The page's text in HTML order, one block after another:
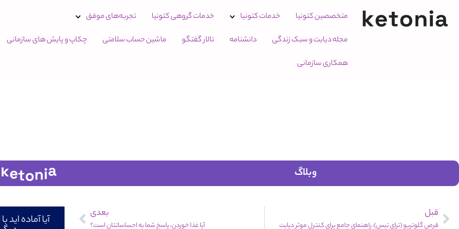
متخصصین کتونیا خدمات کتونیا خدمات گروهی کتونیا
تجربه‌های موفق
مجله دیابت و سبک زندگی
دانشنامه تالار گفتگو ماشین حساب سلامتی
چکاپ و پایش های سازمانی
همکاری سازمانی
وبلاگ
قبل
قرص گلوتریو (ترای تیس): راهنمای جامع برای کنترل موثر دیابت
بعدی
آیا غذا خوردن، پاسخ شما به احساساتتان است؟ آیا آماده